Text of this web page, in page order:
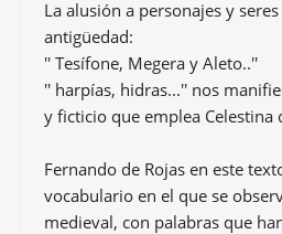
La alusión a personajes y
antigüedad:
'' Tesífone, Megera y Aleto..''
'' harpías, hidras...'' nos
y ficticio que emplea Celestina
Fernando de Rojas en este
vocabulario en el que se
medieval, con palabras que